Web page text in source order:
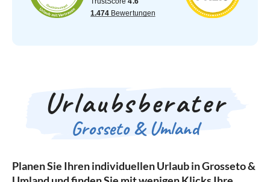
Urlaubsberater
Grosseto & Umland
Planen Sie Ihren individuellen Urlaub in Grosseto &